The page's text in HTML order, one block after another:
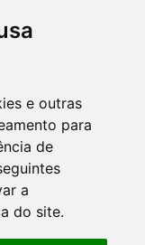
e outras
para
de
a
do site.
0104-3315